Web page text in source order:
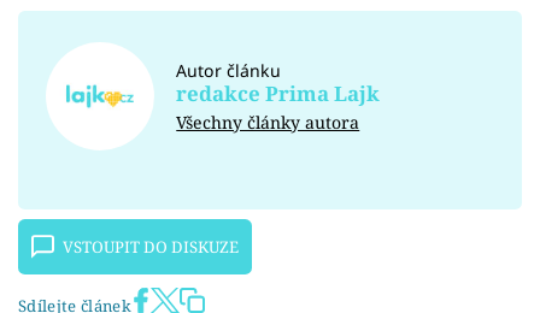
Autor článku
redakce Prima Lajk
Všechny články autora
VSTOUPIT DO DISKUZE
Sdílejte článek